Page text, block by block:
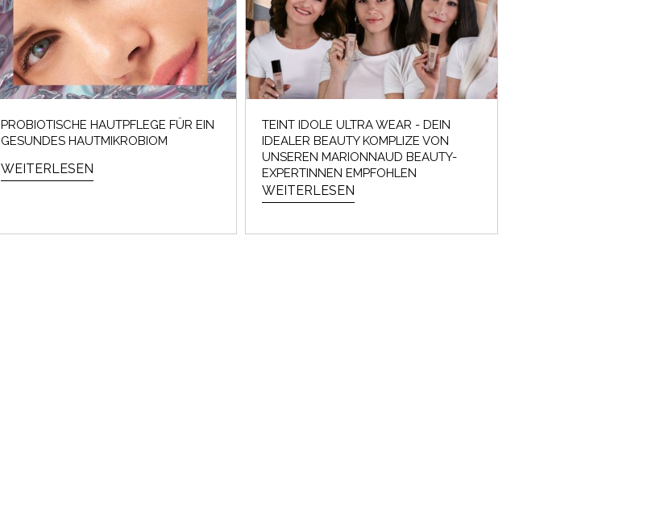
PROBIOTISCHE HAUTPFLEGE FÜR EIN
GESUNDES HAUTMIKROBIOM
WEITERLESEN
TEINT IDOLE ULTRA WEAR - DEIN
IDEALER BEAUTY KOMPLIZE VON
UNSEREN MARIONNAUD BEAUTY-
EXPERTINNEN EMPFOHLEN
WEITERLESEN